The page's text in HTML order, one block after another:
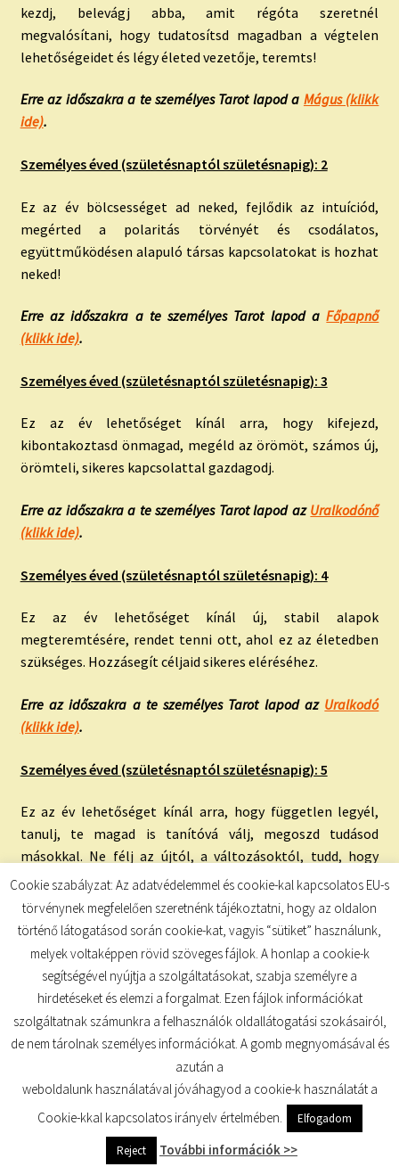
kezdj, belevágj abba, amit régóta szeretnél
megvalósítani, hogy tudatosítsd magadban a végtelen
lehetőségeidet és légy életed vezetője, teremts!
Erre az időszakra a te személyes Tarot lapod a Mágus (klikk
ide).
Személyes éved (születésnaptól születésnapig): 2
Ez az év bölcsességet ad neked, fejlődik az intuíciód,
megérted a polaritás törvényét és csodálatos,
együttműködésen alapuló társas kapcsolatokat is hozhat
neked!
Erre az időszakra a te személyes Tarot lapod aFőpapnő
(klikk ide).
Személyes éved (születésnaptól születésnapig): 3
Ez az év lehetőséget kínál arra, hogy kifejezd,
kibontakoztasd önmagad, megéld az örömöt, számos új,
örömteli, sikeres kapcsolattal gazdagodj.
Erre az időszakra a te személyes Tarot lapod az Uralkodónő
(klikk ide).
Személyes éved (születésnaptól születésnapig): 4
Ez az év lehetőséget kínál új, stabil alapok
megteremtésére, rendet tenni ott, ahol ez az életedben
szükséges. Hozzásegít céljaid sikeres eléréséhez.
Erre az időszakra a te személyes Tarot lapod az Uralkodó
(klikk ide).
Személyes éved (születésnaptól születésnapig): 5
Ez az év lehetőséget kínál arra, hogy független legyél,
tanulj, te magad is tanítóvá válj, megoszd tudásod
másokkal. Ne félj az újtól, a változásoktól, tudd, hogy
minden változás jót hoz neked!
Erre az időszakra a te személyes Tarot lapod aFőpap (klikk
Személyes éved (születésnaptól születésnapig): 6
Ebben az évben több lehetőséged lesz arra, hogy
harmóniát teremts az életedben, ezen kívül előtérbe
kerülnek az alábbi élettémák: család, gondoskodás,
döntések.
Erre az időszakra a te személyes Tarot lapod aSzeretők (klikk
Cookie szabályzat: Az adatvédelemmel és cookie-kal kapcsolatos EU-s
törvénynek megfelelően szeretnénk tájékoztatni, hogy az oldalon
történő látogatásod során cookie-kat, vagyis “sütiket” használunk,
melyek voltaképpen rövid szöveges fájlok. A honlap a cookie-k
segítségével nyújtja a szolgáltatásokat, szabja személyre a
hirdetéseket és elemzi a forgalmat. Ezen fájlok információkat
szolgáltatnak számunkra a felhasználók oldallátogatási szokásairól,
de nem tárolnak személyes információkat. A gomb megnyomásával és
azután a
weboldalunk használatával jóváhagyod a cookie-k használatát a
Cookie-kkal kapcsolatos irányelv értelmében.
Elfogadom
Reject További információk >>